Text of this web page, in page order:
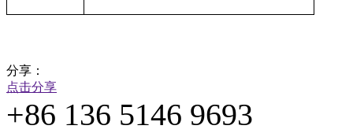
分享：
点击分享
+86 136 5146 9693